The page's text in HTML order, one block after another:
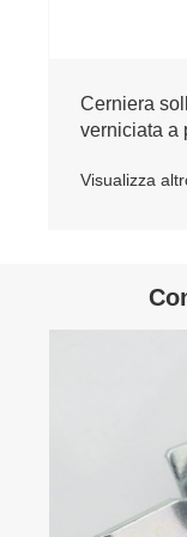
Cos'è
sono le
Visualizza